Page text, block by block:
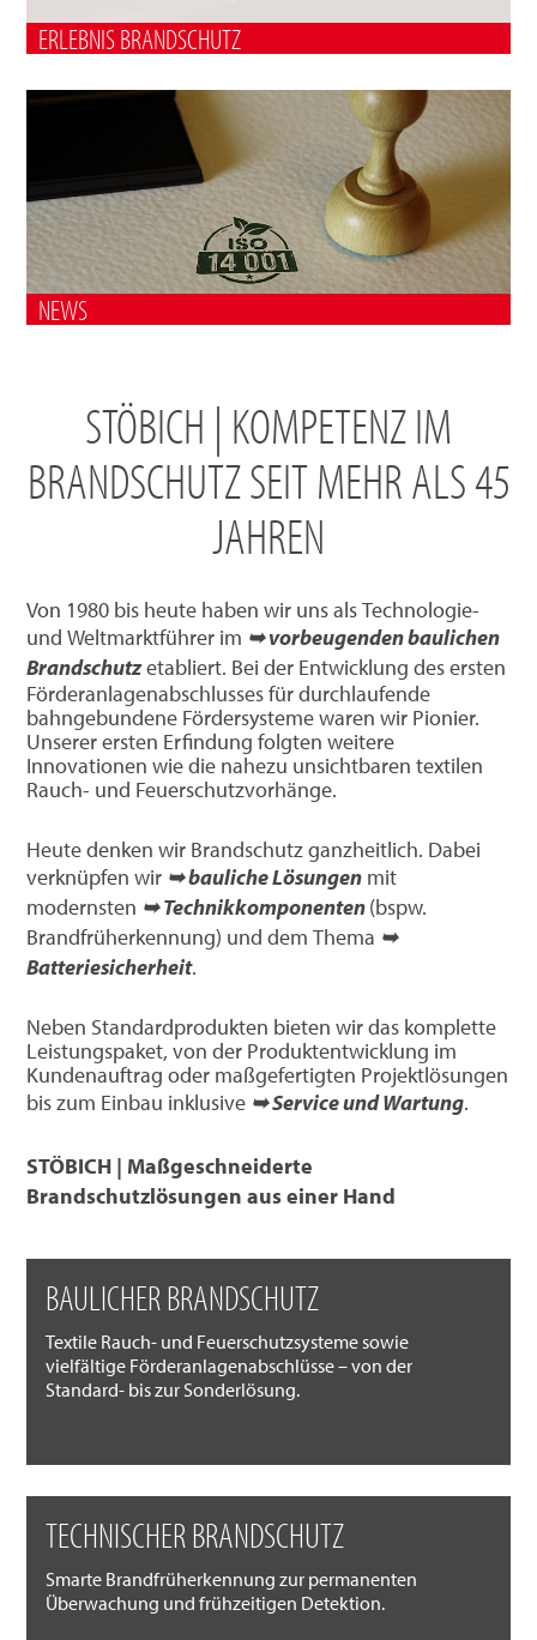
ERLEBNIS BRANDSCHUTZ
NEWS
STÖBICH | KOMPETENZ IM
BRANDSCHUTZ SEIT MEHR ALS 45
JAHREN
Von 1980 bis heute haben wir uns als Technologie-
und Weltmarktführer im ➥ vorbeugenden baulichen
Brandschutzetabliert. Bei der Entwicklung des ersten
Förderanlagenabschlusses für durchlaufende
bahngebundene Fördersysteme waren wir Pionier.
Unserer ersten Erfindung folgten weitere
Innovationen wie die nahezu unsichtbaren textilen
Rauch- und Feuerschutzvorhänge.
Heute denken wir Brandschutz ganzheitlich. Dabei
verknüpfen wir ➥ bauliche Lösungen mit
modernsten ➥ Technikkomponenten(bspw.
Brandfrüherkennung) und dem Thema ➥
Batteriesicherheit.
Neben Standardprodukten bieten wir das komplette
Leistungspaket, von der Produktentwicklung im
Kundenauftrag oder maßgefertigten Projektlösungen
bis zum Einbau inklusive ➥ Service und Wartung.
STÖBICH | Maßgeschneiderte
Brandschutzlösungen aus einer Hand
BAULICHER BRANDSCHUTZ
Textile Rauch- und Feuerschutzsysteme sowie
vielfältige Förderanlagenabschlüsse – von der
Standard- bis zur Sonderlösung.
TECHNISCHER BRANDSCHUTZ
Smarte Brandfrüherkennung zur permanenten
Überwachung und frühzeitigen Detektion.